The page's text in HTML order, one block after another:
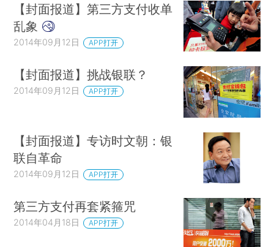
【封面报道】第三方支付收单
乱象
2014年09月12日 APP打开
【封面报道】挑战银联？
2014年09月12日 APP打开
【封面报道】专访时文朝：银
联自革命
2014年09月12日 APP打开
第三方支付再套紧箍咒
2014年04月18日 APP打开